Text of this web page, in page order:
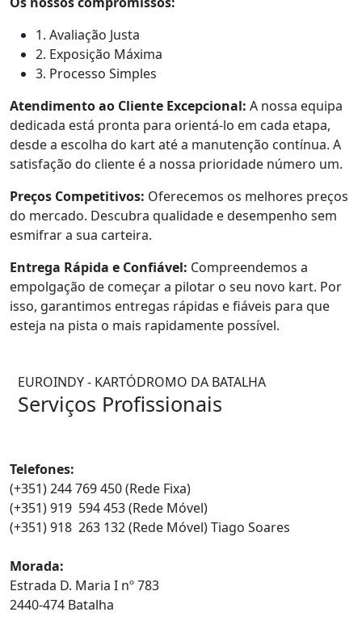
1. Avaliação Justa
2. Exposição Máxima
3. Processo Simples
Atendimento ao Cliente Excepcional: A nossa equipa
dedicada está pronta para orientá-lo em cada etapa,
desde a escolha do kart até a manutenção contínua. A
satisfação do cliente é a nossa prioridade número um.
Preços Competitivos: Oferecemos os melhores preços
do mercado. Descubra qualidade e desempenho sem
esmifrar a sua carteira.
Entrega Rápida e Confiável: Compreendemos a
empolgação de começar a pilotar o seu novo kart. Por
isso, garantimos entregas rápidas e fiáveis para que
esteja na pista o mais rapidamente possível.
EUROINDY - KARTÓDROMO DA BATALHA
Serviços Profissionais
Telefones:
(+351) 244 769 450 (Rede Fixa)
(+351) 919 594 453 (Rede Móvel)
(+351) 918 263 132 (Rede Móvel) Tiago Soares
Morada:
Estrada D. Maria I nº 783
2440-474 Batalha